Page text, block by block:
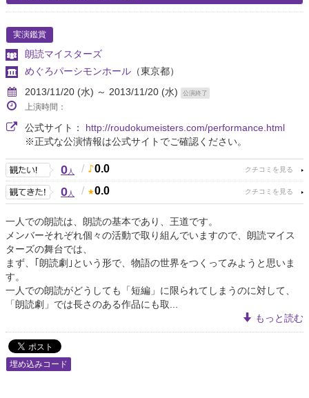
実演鑑賞
朗読マイスターズ
めぐろパーシモンホール （東京都）
2013/11/20 (水) ～ 2013/11/20 (水)
公演終了
上演時間：
公式サイト： http://roudokumeisters.com/performance.html
※正式な公演情報は公式サイトでご確認ください。
0人 / 0.0
0人 / 0.0
一人での朗読は、朗読の基本であり、王道です。
メンバーそれぞれ個々の活動で取り組んでいますので、朗読マイス
ターズの舞台では、
まず、｢朗読劇｣という形で、物語の世界をつくってみようと思いま
す。
一人での朗読がどうしても「短編」に限られてしまうのに対して、
「朗読劇」では長さのある作品にも取...
もっと読む
埋め込みコード